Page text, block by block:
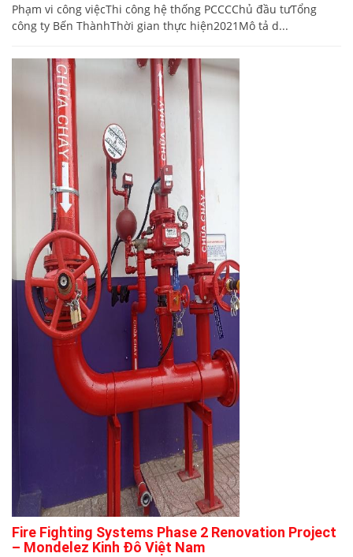
Phạm vi công việcThi công hệ thống PCCCChủ đầu tưTổng
công ty Bến ThànhThời gian thực hiện2021Mô tả d...
Fire Fighting Systems Phase 2 Renovation Project
– Mondelez Kinh Đô Việt Nam